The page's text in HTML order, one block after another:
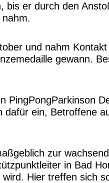
er durch den
und nahm
gewann.
PingPongParkinson
ein, Betroffene
zur
in Bad
Hier treffen sich